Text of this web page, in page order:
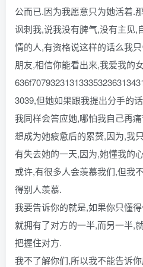
公而已.因为我愿意只为她活着.
讽刺我,说我没有脾气,没有主见,
情的人,有资格说这样的话么我
朋友,相信你能看出来,我爱我的
3039,但她如果跟我提出分手的
我同样会答应她,哪怕我自己再
想成为她疲惫后的累赘,因为,我
有失去她的一天,因为,她懂我的
或许,有很多人会羡慕我们,但我
得别人羡慕.
我要告诉你的就是,如果你只懂
就拥有了对方的一半,而另一半,
把握住对方.
我不了解你们,所以我不能告诉